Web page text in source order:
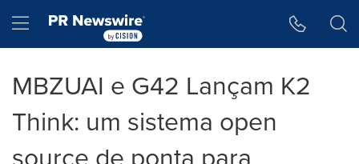
Hamburger menu
MBZUAI e G42 Lançam K2
Think: um sistema open